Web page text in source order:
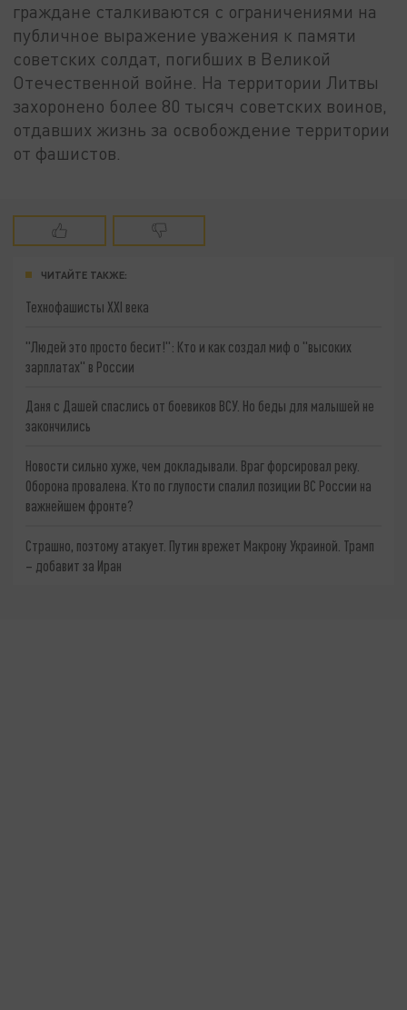
граждане сталкиваются с ограничениями на
публичное выражение уважения к памяти
советских солдат, погибших в Великой
Отечественной войне. На территории Литвы
захоронено более 80 тысяч советских воинов,
отдавших жизнь за освобождение территории
от фашистов.
ЧИТАЙТЕ ТАКЖЕ:
Технофашисты XXI века
"Людей это просто бесит!": Кто и как создал миф о "высоких
зарплатах" в России
Даня с Дашей спаслись от боевиков ВСУ. Но беды для малышей не
закончились
Новости сильно хуже, чем докладывали. Враг форсировал реку.
Оборона провалена. Кто по глупости спалил позиции ВС России на
важнейшем фронте?
Страшно, поэтому атакует. Путин врежет Макрону Украиной. Трамп
– добавит за Иран